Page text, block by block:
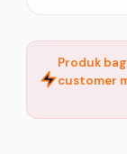
Produk
customer